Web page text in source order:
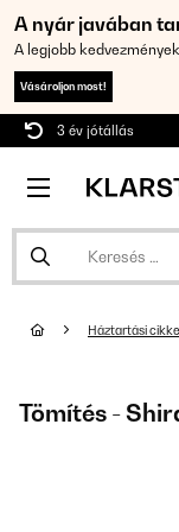
A nyár javában
A legjobb
Vásároljon most!
3 év jótállás
Háztartási
Tömítés -